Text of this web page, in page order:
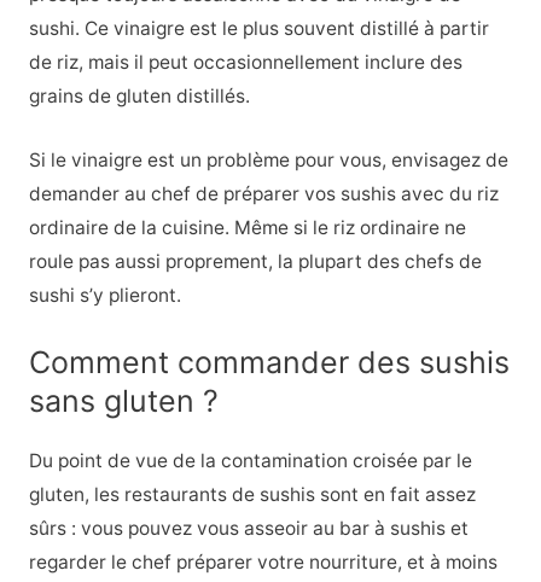
sushi. Ce vinaigre est le plus souvent distillé à partir
de riz, mais il peut occasionnellement inclure des
grains de gluten distillés.
Si le vinaigre est un problème pour vous, envisagez de
demander au chef de préparer vos sushis avec du riz
ordinaire de la cuisine. Même si le riz ordinaire ne
roule pas aussi proprement, la plupart des chefs de
sushi s’y plieront.
Comment commander des sushis
sans gluten ?
Du point de vue de la contamination croisée par le
gluten, les restaurants de sushis sont en fait assez
sûrs : vous pouvez vous asseoir au bar à sushis et
regarder le chef préparer votre nourriture, et à moins